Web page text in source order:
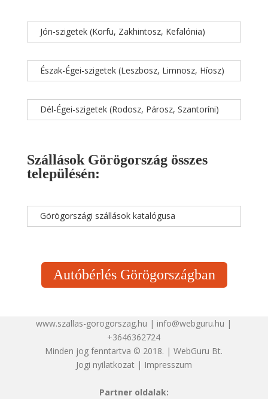
Jón-szigetek (Korfu, Zakhintosz, Kefalónia)
Észak-Égei-szigetek (Leszbosz, Limnosz, Híosz)
Dél-Égei-szigetek (Rodosz, Párosz, Szantoríni)
Szállások Görögország összes
településén:
Görögországi szállások katalógusa
Autóbérlés Görögországban
www.szallas-gorogorszag.hu | info@webguru.hu |
+3646362724
Minden jog fenntartva © 2018. | WebGuru Bt.
Jogi nyilatkozat| Impresszum
Partner oldalak: